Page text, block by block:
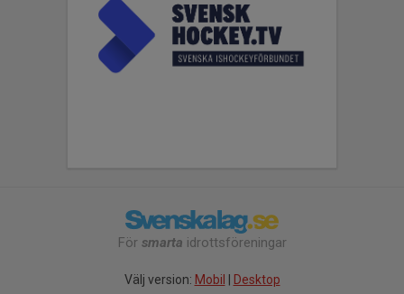
För smarta idrottsföreningar
Välj version: Mobil Desktop